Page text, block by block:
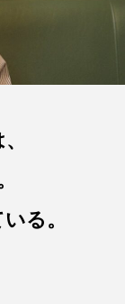
タビュー
屋めし
る。